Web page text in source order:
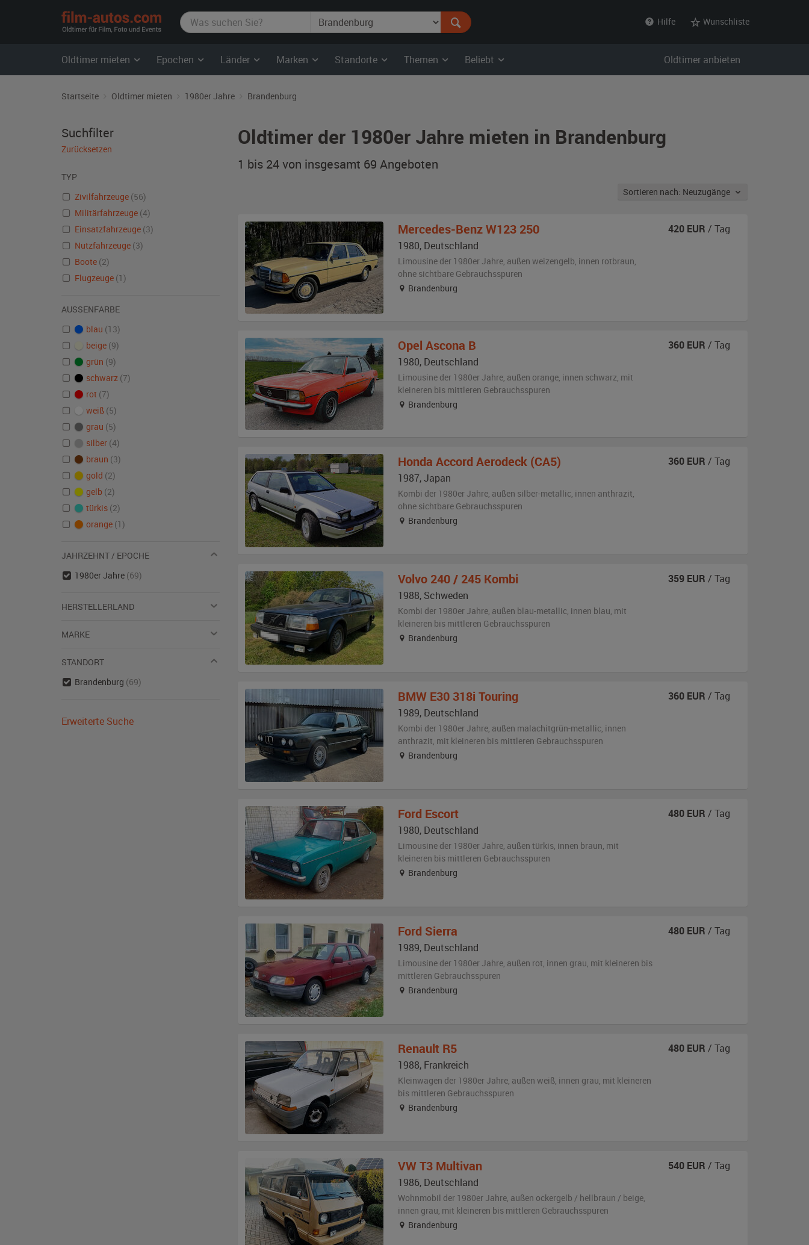
film-
autos.com
Hilfe Wunschliste
Oldtimer mieten Epochen Länder Marken Standorte Themen Beliebt Oldtimer anbieten
Startseite Oldtimer mieten 1980er Jahre Brandenburg
Oldtimer der 1980er Jahre mieten in Brandenburg
1 bis 24 von insgesamt 69 Angeboten
Sortieren nach: Neuzugänge
Mercedes-Benz W123 250
1980, Deutschland
Limousine der 1980er Jahre, außen weizengelb, innen rotbraun,
ohne sichtbare Gebrauchsspuren
Brandenburg
420 EUR / Tag
Opel Ascona B
1980, Deutschland
Limousine der 1980er Jahre, außen orange, innen schwarz, mit
kleineren bis mittleren Gebrauchsspuren
Brandenburg
360 EUR / Tag
Honda Accord Aerodeck (CA5)
1987,Japan
Kombi der 1980er Jahre, außen silber-metallic, innen anthrazit,
ohne sichtbare Gebrauchsspuren
Brandenburg
360 EUR / Tag
Volvo 240 / 245 Kombi
1988, Schweden
Kombi der 1980er Jahre, außen blau-metallic, innen blau, mit
kleineren bis mittleren Gebrauchsspuren
Brandenburg
359 EUR / Tag
BMW E30 318i Touring
1989, Deutschland
Kombi der 1980er Jahre, außen malachitgrün-metallic, innen
anthrazit, mit kleineren bis mittleren Gebrauchsspuren
Brandenburg
360 EUR / Tag
Ford Escort
1980, Deutschland
Limousine der 1980er Jahre, außen türkis, innen braun, mit
kleineren bis mittleren Gebrauchsspuren
Brandenburg
480 EUR / Tag
Ford Sierra
1989, Deutschland
Limousine der 1980er Jahre, außen rot, innen grau, mit kleineren bis
mittleren Gebrauchsspuren
Brandenburg
480 EUR / Tag
Renault R5
1988, Frankreich
Kleinwagen der 1980er Jahre, außen weiß, innen grau, mit kleineren
bis mittleren Gebrauchsspuren
Brandenburg
480 EUR / Tag
VW T3 Multivan
1986, Deutschland
Wohnmobil der 1980er Jahre, außen ockergelb / hellbraun / beige,
innen grau, mit kleineren bis mittleren Gebrauchsspuren
Brandenburg
540 EUR / Tag
Suchfilter
Zurücksetzen
TYP
Zivilfahrzeuge (56)
Militärfahrzeuge (4)
Einsatzfahrzeuge (3)
Nutzfahrzeuge (3)
Boote (2)
Flugzeuge (1)
AUSSENFARBE
blau (13)
beige (9)
grün (9)
schwarz (7)
rot (7)
weiß (5)
grau (5)
silber (4)
braun (3)
gold (2)
gelb (2)
türkis (2)
orange (1)
JAHRZEHNT / EPOCHE
1980er Jahre (69)
HERSTELLERLAND
MARKE
STANDORT
Brandenburg (69)
Erweiterte Suche